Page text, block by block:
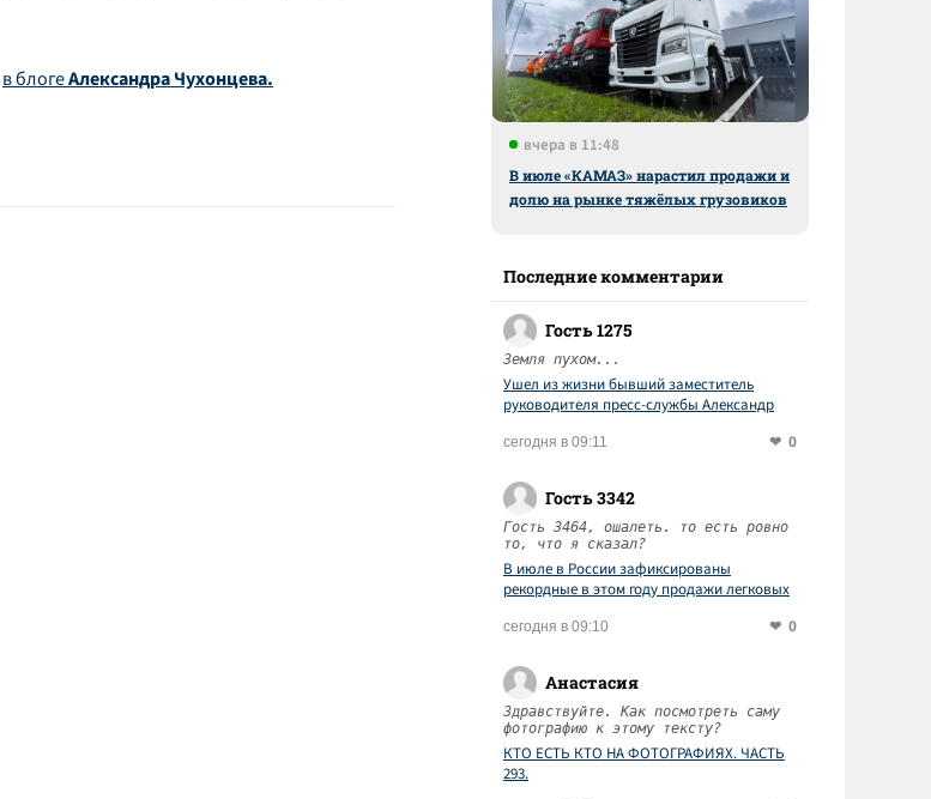
в блогеАлександра Чухонцева.
вчера в 11:48
В июле «КАМАЗ» нарастил продажи и
долю на рынке тяжёлых грузовиков
Последние комментарии
Гость 1275
Земля пухом...
Ушел из жизни бывший заместитель
руководителя пресс-службы Александр
сегодня в 09:11 0
Гость 3342
Гость 3464, ошалеть. то есть ровно
то, что я сказал?
В июле в России зафиксированы
рекордные в этом году продажи легковых
сегодня в 09:10 0
Анастасия
Здравствуйте. Как посмотреть саму
фотографию к этому тексту?
КТО ЕСТЬ КТО НА ФОТОГРАФИЯХ. ЧАСТЬ
293.